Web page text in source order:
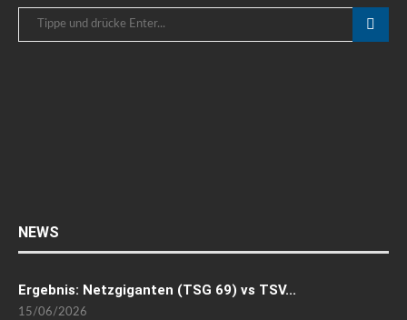
NEWS
Ergebnis: Netzgiganten (TSG 69) vs TSV...
15/06/2026